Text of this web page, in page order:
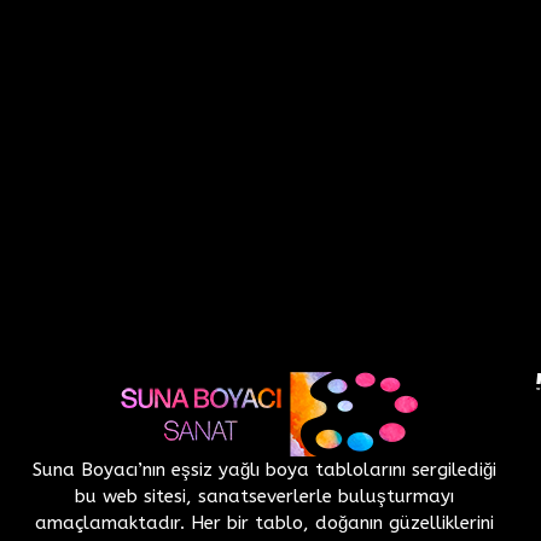
Suna Boyacı’nın eşsiz yağlı boya tablolarını sergilediği
bu web sitesi, sanatseverlerle buluşturmayı
amaçlamaktadır. Her bir tablo, doğanın güzelliklerini